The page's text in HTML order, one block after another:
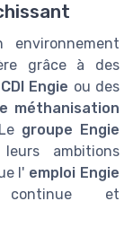
environnement
grâce à des
CDI Engie ou des
méthanisation
groupe Engie
ambitions
l' emploi Engie
continue et